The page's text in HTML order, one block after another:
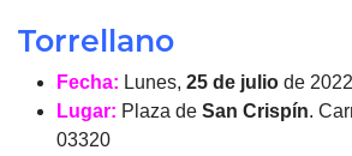
Torrellano
Fecha: Lunes, 25 de julio de
Lugar: Plaza de San Crispín.
03320